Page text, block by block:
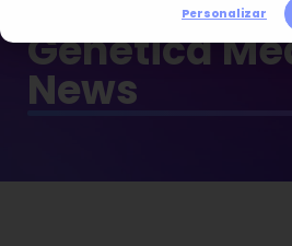
Personalizar
Genética
News